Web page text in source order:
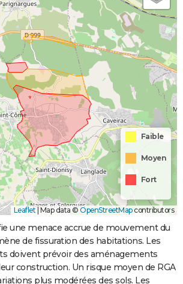
Faible
Moyen
Fort
Leaflet|Map data ©OpenStreetMapcontributors
une menace accrue de mouvement du
de fissuration des habitations. Les
doivent prévoir des aménagements
construction. Un risque moyen de RGA
plus modérées des sols. Les